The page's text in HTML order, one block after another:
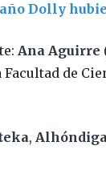
Dolly
Ana Aguirre
Facultad de
,